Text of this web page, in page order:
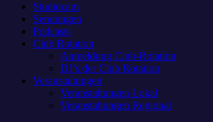
Studiocam
Sendungen
Podcasts
Club Rotation
Anmeldung Club-Rotation
DJ’s der Club Rotation
Veranstaltungen
Veranstaltungen Lokal
Veranstaltungen Regional